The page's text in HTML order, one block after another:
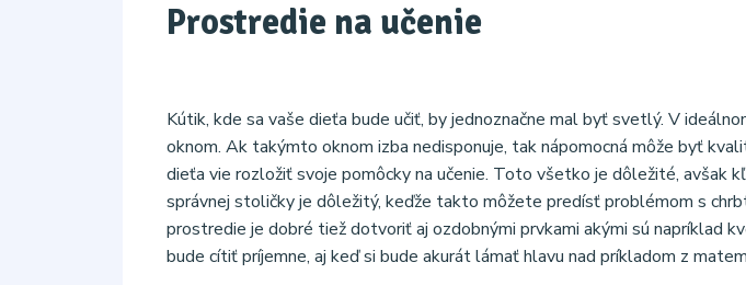
Prostredie na učenie
Kútik, kde sa vaše dieťa bude učiť, by jednoznačne mal byť svetlý. V
oknom. Ak takýmto oknom izba nedisponuje, tak nápomocná môže byť
dieťa vie rozložiť svoje pomôcky na učenie. Toto všetko je dôležité, avšak
správnej stoličky je dôležitý, keďže takto môžete predísť problémom s
prostredie je dobré tiež dotvoriť aj ozdobnými prvkami akými sú napríklad
bude cítiť príjemne, aj keď si bude akurát lámať hlavu nad príkladom z